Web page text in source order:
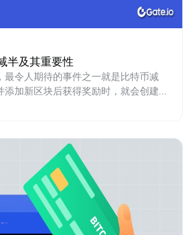
半及其重要性
最令人期待的事件之一就是比特币减
加新区块后获得奖励时，就会创建新
币就是奖励的来源。比特币减半减少
定，而比特币则不同，其发行上限为
一种调节比特币产量的方法，同时有助
减半让比特币的铸造无法超过发行量上
特币减半及其重要性。